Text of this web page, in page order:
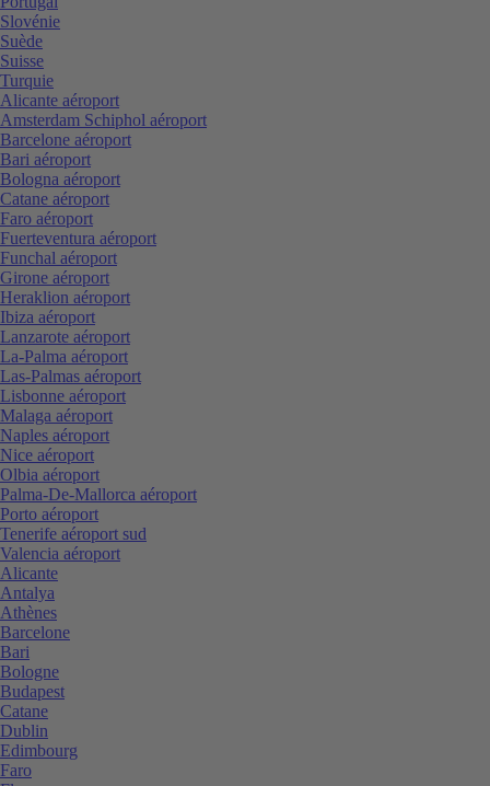
Slovénie
Suède
Suisse
Turquie
Alicante aéroport
Amsterdam Schiphol aéroport
Barcelone aéroport
Bari aéroport
Bologna aéroport
Catane aéroport
Faro aéroport
Fuerteventura aéroport
Funchal aéroport
Girone aéroport
Heraklion aéroport
Ibiza aéroport
Lanzarote aéroport
La-Palma aéroport
Las-Palmas aéroport
Lisbonne aéroport
Malaga aéroport
Naples aéroport
Nice aéroport
Olbia aéroport
Palma-De-Mallorca aéroport
Porto aéroport
Tenerife aéroport sud
Valencia aéroport
Alicante
Antalya
Athènes
Barcelone
Bari
Bologne
Budapest
Catane
Dublin
Edimbourg
Faro